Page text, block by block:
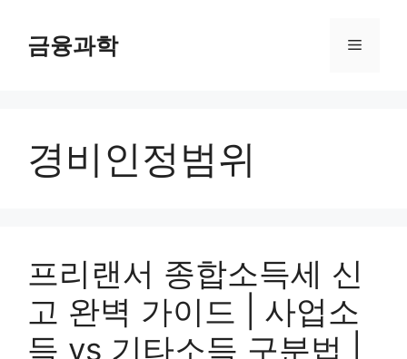
금융과학 메
경비인정범위
프리랜서 종합소득세 신
고 완벽 가이드 | 사업소
득 vs 기타소득 구분법 |